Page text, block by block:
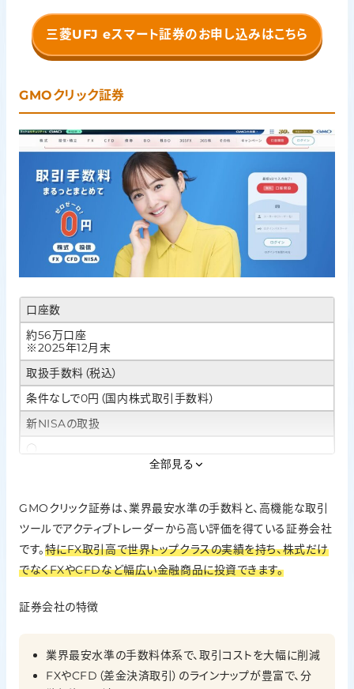
三菱UFJ eスマート証券のお申し込みはこちら
GMOクリック証券
口座数
約56万口座
※2025年12月末
取扱手数料（税込）
条件なしで0円（国内株式取引手数料）
新NISAの取扱
○
1社（2025年）
投資信託の銘柄数
264本（2026年1月20日現在）
外国株の取扱
なし
なし
全部見る
GMOクリック証券は、業界最安水準の手数料と、高機能な取引
ツールでアクティブトレーダーから高い評価を得ている証券会社
です。特にFX取引高で世界トップクラスの実績を持ち、株式だけ
でなくFXやCFDなど幅広い金融商品に投資できます。
証券会社の特徴
業界最安水準の手数料体系で、取引コストを大幅に削減
FXやCFD（差金決済取引）のラインナップが豊富で、分